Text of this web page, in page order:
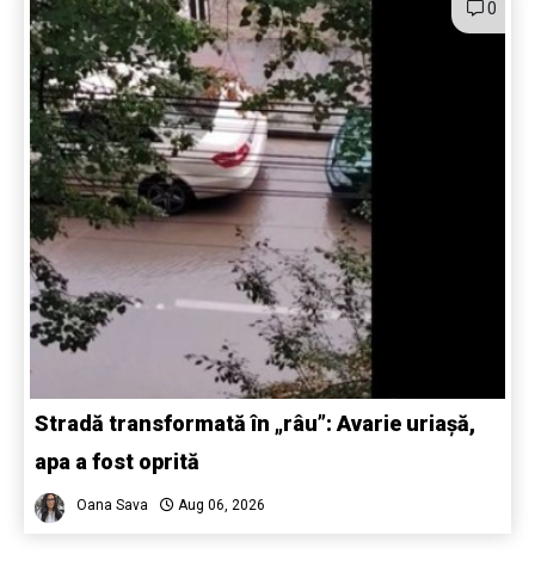
0
Stradă transformată în „râu”: Avarie uriașă,
apa a fost oprită
Oana Sava Aug 06, 2026